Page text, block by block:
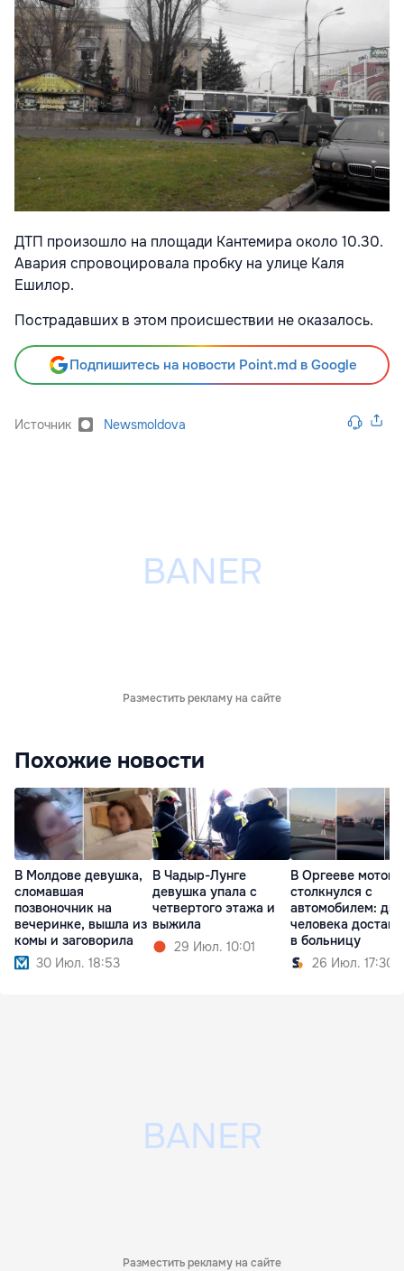
ДТП произошло на площади Кантемира около 10.30.
Авария спровоцировала пробку на улице Каля
Ешилор.
Пострадавших в этом происшествии не оказалось.
Подпишитесь на новости Point.md в Google
Источник Newsmoldova
Разместить рекламу на сайте
Похожие новости
В Молдове девушка,
сломавшая
позвоночник на
вечеринке, вышла из
комы и заговорила
30 Июл. 18:53
В Чадыр-Лунге
девушка упала с
четвертого этажа и
выжила
29 Июл. 10:01
В Оргееве
столкнулся с
автомобилем: два
человека
в больницу
26 Июл. 17:30
Разместить рекламу на сайте